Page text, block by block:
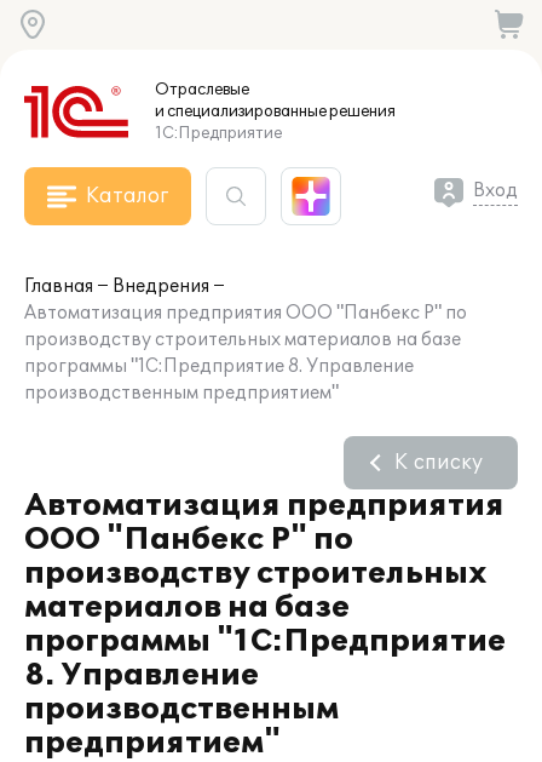
Отраслевые
и специализированныерешения
1С:Предприятие
Каталог Вход
Главная
Внедрения
Автоматизация предприятия ООО "Панбекс Р" по
производству строительных материалов на базе
программы "1С:Предприятие 8. Управление
производственным предприятием"
Автоматизация предприятия
ООО "Панбекс Р" по
производству строительных
материалов на базе
программы "1С:Предприятие
8. Управление
производственным
предприятием"
К списку